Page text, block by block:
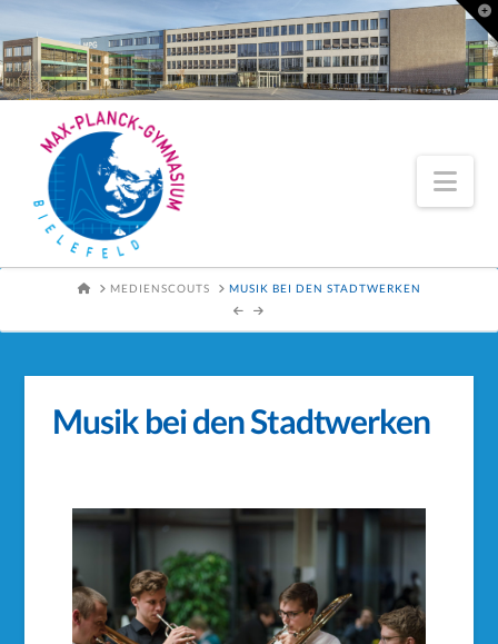
HOMEMEDIENSCOUTS MUSIK BEI DEN STADTWERKEN
Musik bei den Stadtwerken